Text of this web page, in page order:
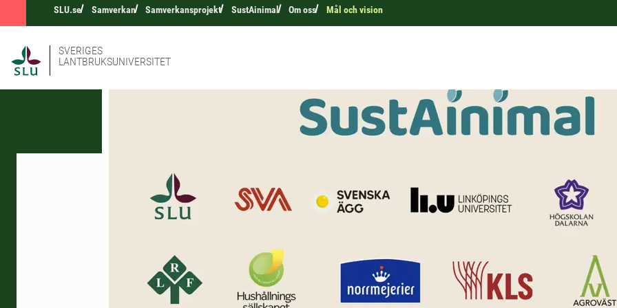
SLU.se Samverkan Samverkansprojekt SustAinimal Om oss Mål och vision
SVERIGES
LANTBRUKSUNIVERSITET